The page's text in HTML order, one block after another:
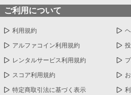
ご利用について
利用規約
アルファコイン利用規約
レンタルサービス利用規約
スコア利用規約
特定商取引法に基づく表示